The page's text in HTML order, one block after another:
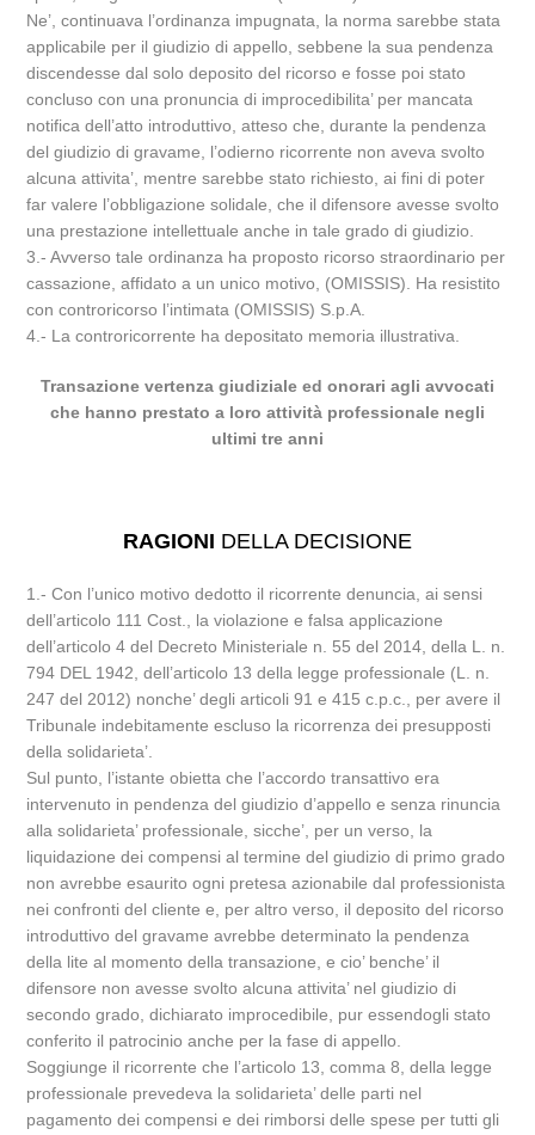
Ne’, continuava l’ordinanza impugnata, la norma sarebbe stata
applicabile per il giudizio di appello, sebbene la sua pendenza
discendesse dal solo deposito del ricorso e fosse poi stato
concluso con una pronuncia di improcedibilita’ per mancata
notifica dell’atto introduttivo, atteso che, durante la pendenza
del giudizio di gravame, l’odierno ricorrente non aveva svolto
alcuna attivita’, mentre sarebbe stato richiesto, ai fini di poter
far valere l’obbligazione solidale, che il difensore avesse svolto
una prestazione intellettuale anche in tale grado di giudizio.
3.- Avverso tale ordinanza ha proposto ricorso straordinario per
cassazione, affidato a un unico motivo, (OMISSIS). Ha resistito
con controricorso l’intimata (OMISSIS) S.p.A.
4.- La controricorrente ha depositato memoria illustrativa.
Transazione vertenza giudiziale ed onorari agli avvocati
che hanno prestato a loro attività professionale negli
ultimi tre anni
RAGIONI DELLA DECISIONE
1.- Con l’unico motivo dedotto il ricorrente denuncia, ai sensi
dell’articolo 111 Cost., la violazione e falsa applicazione
dell’articolo 4 del Decreto Ministeriale n. 55 del 2014, della L. n.
794 DEL 1942, dell’articolo 13 della legge professionale (L. n.
247 del 2012) nonche’ degli articoli 91 e 415 c.p.c., per avere il
Tribunale indebitamente escluso la ricorrenza dei presupposti
della solidarieta’.
Sul punto, l’istante obietta che l’accordo transattivo era
intervenuto in pendenza del giudizio d’appello e senza rinuncia
alla solidarieta’ professionale, sicche’, per un verso, la
liquidazione dei compensi al termine del giudizio di primo grado
non avrebbe esaurito ogni pretesa azionabile dal professionista
nei confronti del cliente e, per altro verso, il deposito del ricorso
introduttivo del gravame avrebbe determinato la pendenza
della lite al momento della transazione, e cio’ benche’ il
difensore non avesse svolto alcuna attivita’ nel giudizio di
secondo grado, dichiarato improcedibile, pur essendogli stato
conferito il patrocinio anche per la fase di appello.
Soggiunge il ricorrente che l’articolo 13, comma 8, della legge
professionale prevedeva la solidarieta’ delle parti nel
pagamento dei compensi e dei rimborsi delle spese per tutti gli